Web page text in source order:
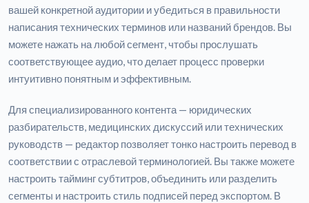
вашей конкретной аудитории и убедиться в правильности
написания технических терминов или названий брендов. Вы
можете нажать на любой сегмент, чтобы прослушать
соответствующее аудио, что делает процесс проверки
интуитивно понятным и эффективным.
Для специализированного контента — юридических
разбирательств, медицинских дискуссий или технических
руководств — редактор позволяет тонко настроить перевод в
соответствии с отраслевой терминологией. Вы также можете
настроить тайминг субтитров, объединить или разделить
сегменты и настроить стиль подписей перед экспортом. В